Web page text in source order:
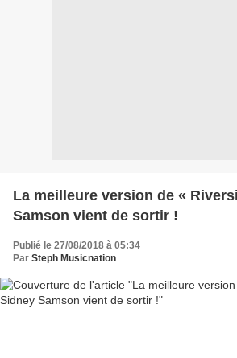
La meilleure version de «
Samson vient de sortir !
Publié le 27/08/2018 à 05:34
Par Steph Musicnation